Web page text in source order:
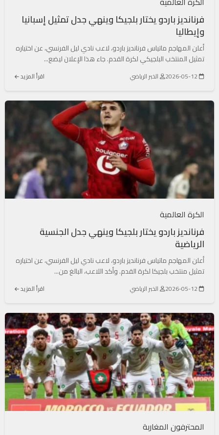
فرنانديز باردو يختار بلجيكا وينهي جدل تمثيل إسبانيا
وإيطاليا
أعلن المهاجم ماتياس فرنانديز باردو، لاعب نادي ليل الفرنسي، عن اختياره
تمثيل المنتخب البلجيكي لكرة القدم. جاء هذا الإعلان ليضع...
الخبر الرياضي اقرأ المزيد
الكرة العالمية
فرنانديز باردو يختار بلجيكا وينهي جدل الجنسية
الرياضية
أعلن المهاجم ماتياس فرنانديز باردو، لاعب نادي ليل الفرنسي، عن اختياره
تمثيل منتخب بلجيكا لكرة القدم. وأكد اللاعب، البالغ من...
الخبر الرياضي اقرأ المزيد
المحترفون المغاربة